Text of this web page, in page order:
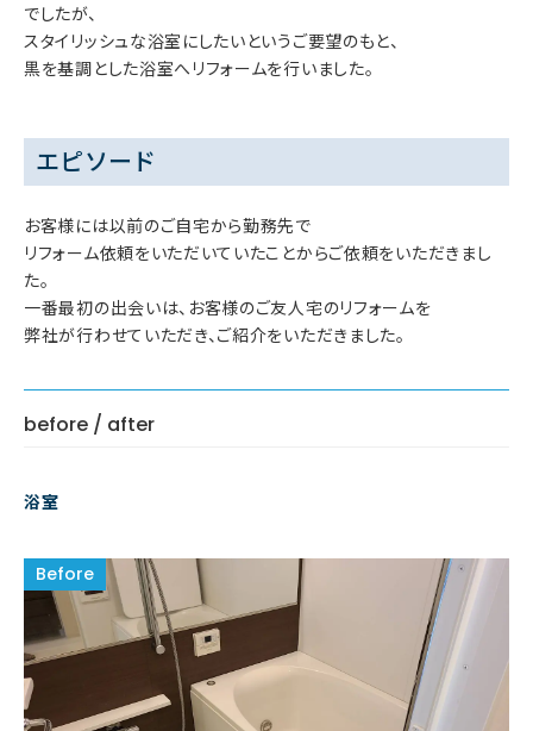
でしたが、
スタイリッシュな浴室にしたいというご要望のもと、
黒を基調とした浴室へリフォームを行いました。
エピソード
お客様には以前のご自宅から勤務先で
リフォーム依頼をいただいていたことからご依頼をいただきまし
た。
一番最初の出会いは、お客様のご友人宅のリフォームを
弊社が行わせていただき、ご紹介をいただきました。
before / after
浴室